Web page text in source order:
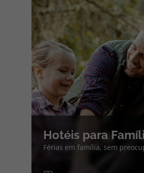
Hotéis para
Férias em família, sem